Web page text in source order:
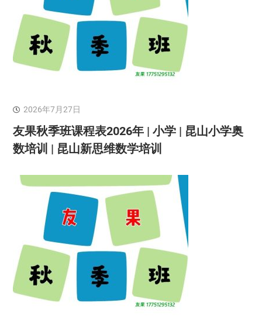
2026年7月27日
友果秋季班课程表2026年 | 小学 | 昆山小学奥
数培训 | 昆山新思维数学培训